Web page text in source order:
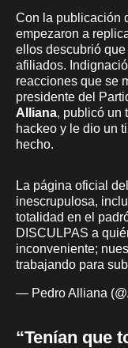
Con la publicación
empezaron a
ellos descubrió
afiliados.
reacciones que se
presidente del
Alliana, publicó un
hackeo y le dio un
hecho.
La página oficial
inescrupulosa,
totalidad en el
DISCULPAS a
inconveniente;
trabajando para
— Pedro Alliana
“Tenían que